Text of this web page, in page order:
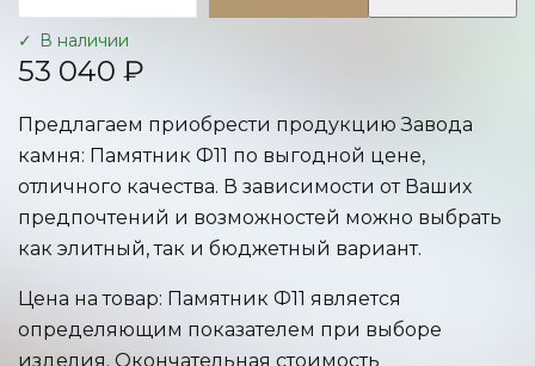
В наличии
53 040 ₽
Предлагаем приобрести продукцию Завода
камня: Памятник Ф11 по выгодной цене,
отличного качества. В зависимости от Ваших
предпочтений и возможностей можно выбрать
как элитный, так и бюджетный вариант.
Цена на товар: Памятник Ф11 является
определяющим показателем при выборе
изделия. Окончательная стоимость